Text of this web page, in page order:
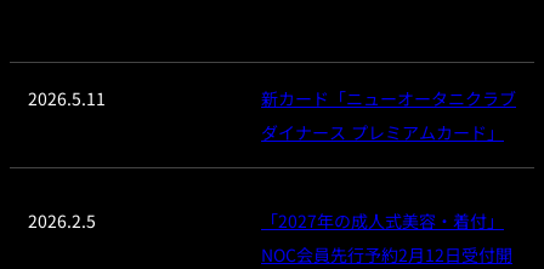
2026.5.11
新カード「ニューオータニクラブ
ダイナース プレミアムカード」
2026.2.5
「2027年の成人式美容・着付」
NOC会員先行予約2月12日受付開